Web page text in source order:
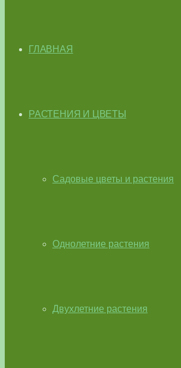
ГЛАВНАЯ
РАСТЕНИЯ И ЦВЕТЫ
Садовые цветы и растения
Однолетние растения
Двухлетние растения